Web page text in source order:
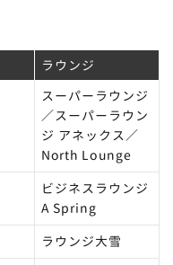
ラウンジ
スーパーラウンジ
／スーパーラウン
ジ アネックス／
North Lounge
ビジネスラウンジ
A Spring
ラウンジ大雪